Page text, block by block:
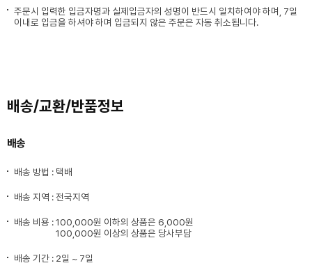
주문시 입력한 입금자명과 실제입금자의 성명이 반드시 일치하여야 하며, 7일
이내로 입금을 하셔야 하며 입금되지 않은 주문은 자동 취소됩니다.
배송/교환/반품정보
배송
배송 방법 : 택배
배송 지역 : 전국지역
배송 비용 :100,000원 이하의 상품은 6,000원
100,000원 이상의 상품은 당사부담
배송 기간 : 2일 ~ 7일